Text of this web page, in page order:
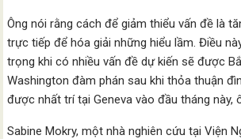
Ông nói rằng cách để giảm thiểu vấn đề là
trực tiếp để hóa giải những hiểu lầm. Điều
trọng khi có nhiều vấn đề dự kiến sẽ được
Washington đàm phán sau khi thỏa thuận
được nhất trí tại Geneva vào đầu tháng này,
Sabine Mokry, một nhà nghiên cứu tại Viện